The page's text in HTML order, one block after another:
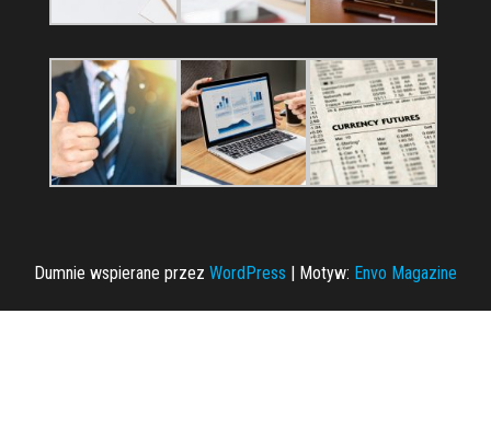
Dumnie wspierane przez WordPress | Motyw: Envo Magazine